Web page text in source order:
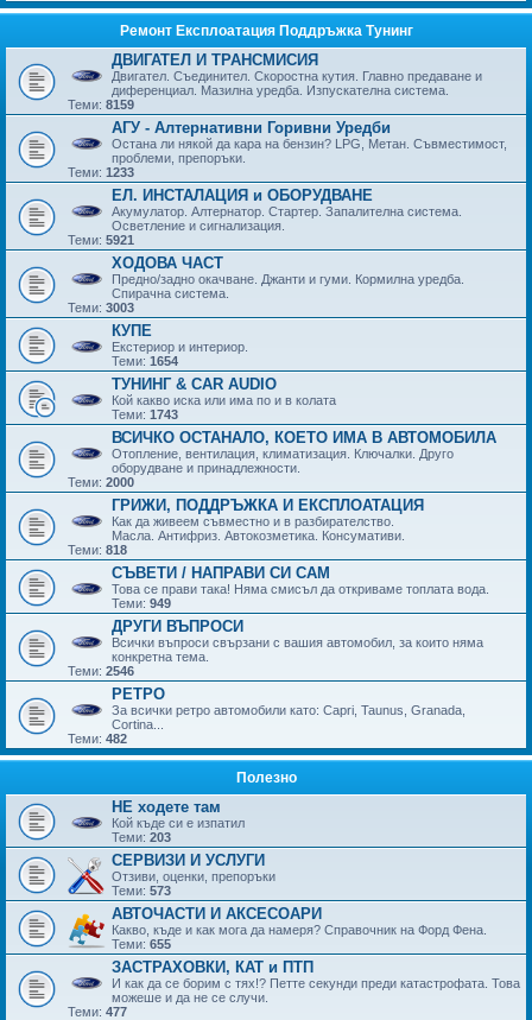
Ремонт Експлоатация Поддръжка Тунинг
ДВИГАТЕЛ И ТРАНСМИСИЯ
Двигател. Съединител. Скоростна кутия. Главно предаване и
диференциал. Мазилна уредба. Изпускателна система.
Теми: 8159
АГУ - Алтернативни Горивни Уредби
Остана ли някой да кара на бензин? LPG, Метан. Съвместимост,
проблеми, препоръки.
Теми: 1233
ЕЛ. ИНСТАЛАЦИЯ и ОБОРУДВАНЕ
Акумулатор. Алтернатор. Стартер. Запалителна система.
Осветление и сигнализация.
Теми: 5921
ХОДОВА ЧАСТ
Предно/задно окачване. Джанти и гуми. Кормилна уредба.
Спирачна система.
Теми: 3003
КУПЕ
Екстериор и интериор.
Теми: 1654
ТУНИНГ & CAR AUDIO
Кой какво иска или има по и в колата
Теми: 1743
ВСИЧКО ОСТАНАЛО, КОЕТО ИМА В АВТОМОБИЛА
Отопление, вентилация, климатизация. Ключалки. Друго
оборудване и принадлежности.
Теми: 2000
ГРИЖИ, ПОДДРЪЖКА И ЕКСПЛОАТАЦИЯ
Как да живеем съвместно и в разбирателство.
Масла. Антифриз. Автокозметика. Консумативи.
Теми: 818
СЪВЕТИ / НАПРАВИ СИ САМ
Това се прави така! Няма смисъл да откриваме топлата вода.
Теми: 949
ДРУГИ ВЪПРОСИ
Всички въпроси свързани с вашия автомобил, за които няма
конкретна тема.
Теми: 2546
РЕТРО
За всички ретро автомобили като: Capri, Taunus, Granada,
Cortina...
Теми: 482
Полезно
НЕ ходете там
Кой къде си е изпатил
Теми: 203
СЕРВИЗИ И УСЛУГИ
Отзиви, оценки, препоръки
Теми: 573
АВТОЧАСТИ И АКСЕСОАРИ
Какво, къде и как мога да намеря? Справочник на Форд Фена.
Теми: 655
ЗАСТРАХОВКИ, КАТ и ПТП
И как да се борим с тях!? Петте секунди преди катастрофата. Това
можеше и да не се случи.
Теми: 477